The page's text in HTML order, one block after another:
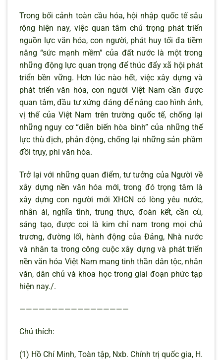
Trong bối cảnh toàn cầu hóa, hội nhập quốc tế sâu
rộng hiện nay, việc quan tâm chú trọng phát triển
nguồn lực văn hóa, con người, phát huy tối đa tiềm
năng “sức mạnh mềm” của đất nước là một trong
những động lực quan trọng để thúc đẩy xã hội phát
triển bền vững. Hơn lúc nào hết, việc xây dựng và
phát triển văn hóa, con người Việt Nam cần được
quan tâm, đầu tư xứng đáng để nâng cao hình ảnh,
vị thế của Việt Nam trên trường quốc tế, chống lại
những nguy cơ “diễn biến hòa bình” của những thế
lực thù địch, phản động, chống lại những sản phầm
đồi trụy, phi văn hóa.
Trở lại với những quan điểm, tư tưởng của Người về
xây dựng nền văn hóa mới, trong đó trọng tâm là
xây dựng con người mới XHCN có lòng yêu nước,
nhân ái, nghĩa tình, trung thực, đoàn kết, cần cù,
sáng tạo, được coi là kim chỉ nam trong mọi chủ
trương, đường lối, hành động của Đảng, Nhà nước
và nhân ta trong công cuộc xây dựng và phát triển
nền văn hóa Việt Nam mang tinh thần dân tộc, nhân
văn, dân chủ và khoa học trong giai đoạn phức tạp
hiện nay./.
—————————————————
Chú thích:
(1) Hồ Chí Minh, Toàn tập, Nxb. Chính trị quốc gia, H.